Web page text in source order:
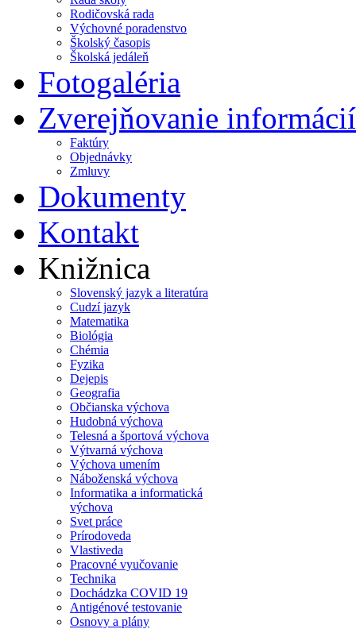
Rodičovská rada
Výchovné poradenstvo
Školský časopis
Školská jedáleň
Fotogaléria
Zverejňovanie informácií
Faktúry
Objednávky
Zmluvy
Dokumenty
Kontakt
Knižnica
Slovenský jazyk a literatúra
Cudzí jazyk
Matematika
Biológia
Chémia
Fyzika
Dejepis
Geografia
Občianska výchova
Hudobná výchova
Telesná a športová výchova
Výtvarná výchova
Výchova umením
Náboženská výchova
Informatika a informatická
výchova
Svet práce
Prírodoveda
Vlastiveda
Pracovné vyučovanie
Technika
Dochádzka COVID 19
Antigénové testovanie
Osnovy a plány